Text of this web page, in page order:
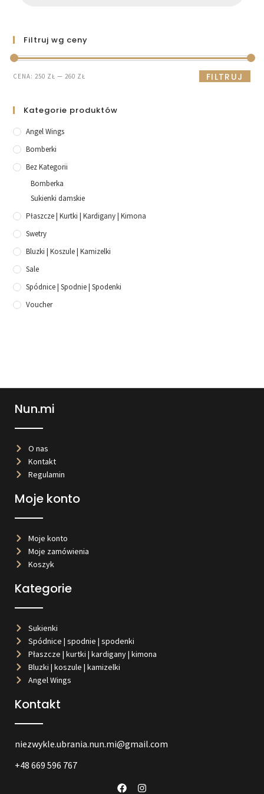
Filtruj wg ceny
FILTRUJ
CENA:250 ZŁ —260 ZŁ
Kategorie produktów
Angel Wings
Bomberki
Bez Kategorii
Bomberka
Sukienki damskie
Płaszcze | Kurtki | Kardigany | Kimona
Swetry
Bluzki | Koszule | Kamizelki
Sale
Spódnice | Spodnie | Spodenki
Voucher
Nun.mi
O nas
Kontakt
Regulamin
Moje konto
Moje konto
Moje zamówienia
Koszyk
Kategorie
Sukienki
Spódnice | spodnie | spodenki
Płaszcze | kurtki | kardigany | kimona
Bluzki | koszule | kamizelki
Angel Wings
Kontakt
niezwykle.ubrania.nun.mi@gmail.com
+48 669 596 767